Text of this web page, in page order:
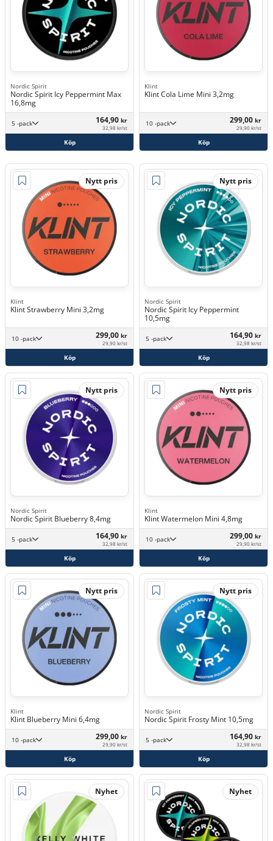
Nordic Spirit
Nordic Spirit Icy Peppermint Max
16,8mg
5 -pack 164,90 kr
32,98 kr/st
Köp
Klint
Klint Cola Lime Mini 3,2mg
10 -pack 299,00 kr
29,90 kr/st
Köp
Nytt pris
Klint
Klint Strawberry Mini 3,2mg
10 -pack 299,00 kr
29,90 kr/st
Köp
Nytt pris
Nordic Spirit
Nordic Spirit Icy Peppermint
10,5mg
5 -pack 164,90 kr
32,98 kr/st
Köp
Nytt pris
Nordic Spirit
Nordic Spirit Blueberry 8,4mg
5 -pack 164,90 kr
32,98 kr/st
Köp
Nytt pris
Klint
Klint Watermelon Mini 4,8mg
10 -pack 299,00 kr
29,90 kr/st
Köp
Nytt pris
Klint
Klint Blueberry Mini 6,4mg
10 -pack 299,00 kr
29,90 kr/st
Köp
Nytt pris
Nordic Spirit
Nordic Spirit Frosty Mint 10,5mg
5 -pack 164,90 kr
32,98 kr/st
Köp
Nyhet Nyhet